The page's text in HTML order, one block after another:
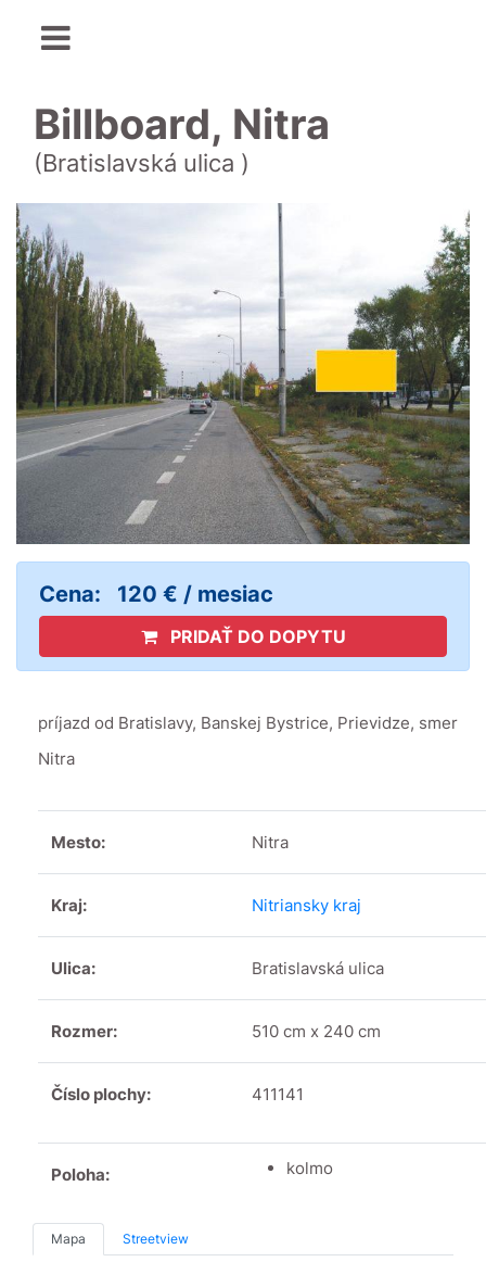
Billboard, Nitra
(Bratislavská ulica )
Cena: 120 € / mesiac
PRIDAŤ DO DOPYTU
príjazd od Bratislavy, Banskej Bystrice, Prievidze, smer
Nitra
Mesto: Nitra
Kraj: Nitriansky kraj
Ulica: Bratislavská ulica
Rozmer: 510 cm x 240 cm
Číslo plochy: 411141
Poloha: kolmo
Mapa Streetview